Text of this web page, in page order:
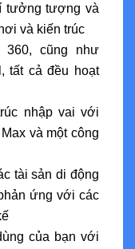
tưởng tượng và
và kiến ​​trúc
360, cũng như
tất cả đều hoạt
nhập vai với
và một công
tài sản di động
ứng với các
của bạn với